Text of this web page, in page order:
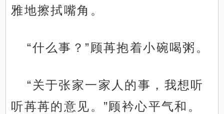
雅地擦拭嘴角。
“什么事？”顾苒抱着小碗喝粥。
“关于张家一家人的事，我想听
听苒苒的意见。”顾衿心平气和。